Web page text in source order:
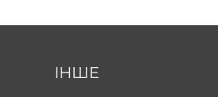
ІНШЕ